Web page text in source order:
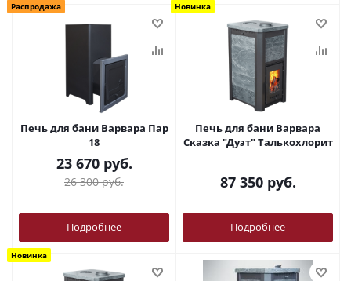
Распродажа
Печь для бани Варвара Пар
18
23 670руб.
26 300руб.
Подробнее
Новинка
Печь для бани Варвара
Сказка "Дуэт" Талькохлорит
87 350руб.
Подробнее
Новинка